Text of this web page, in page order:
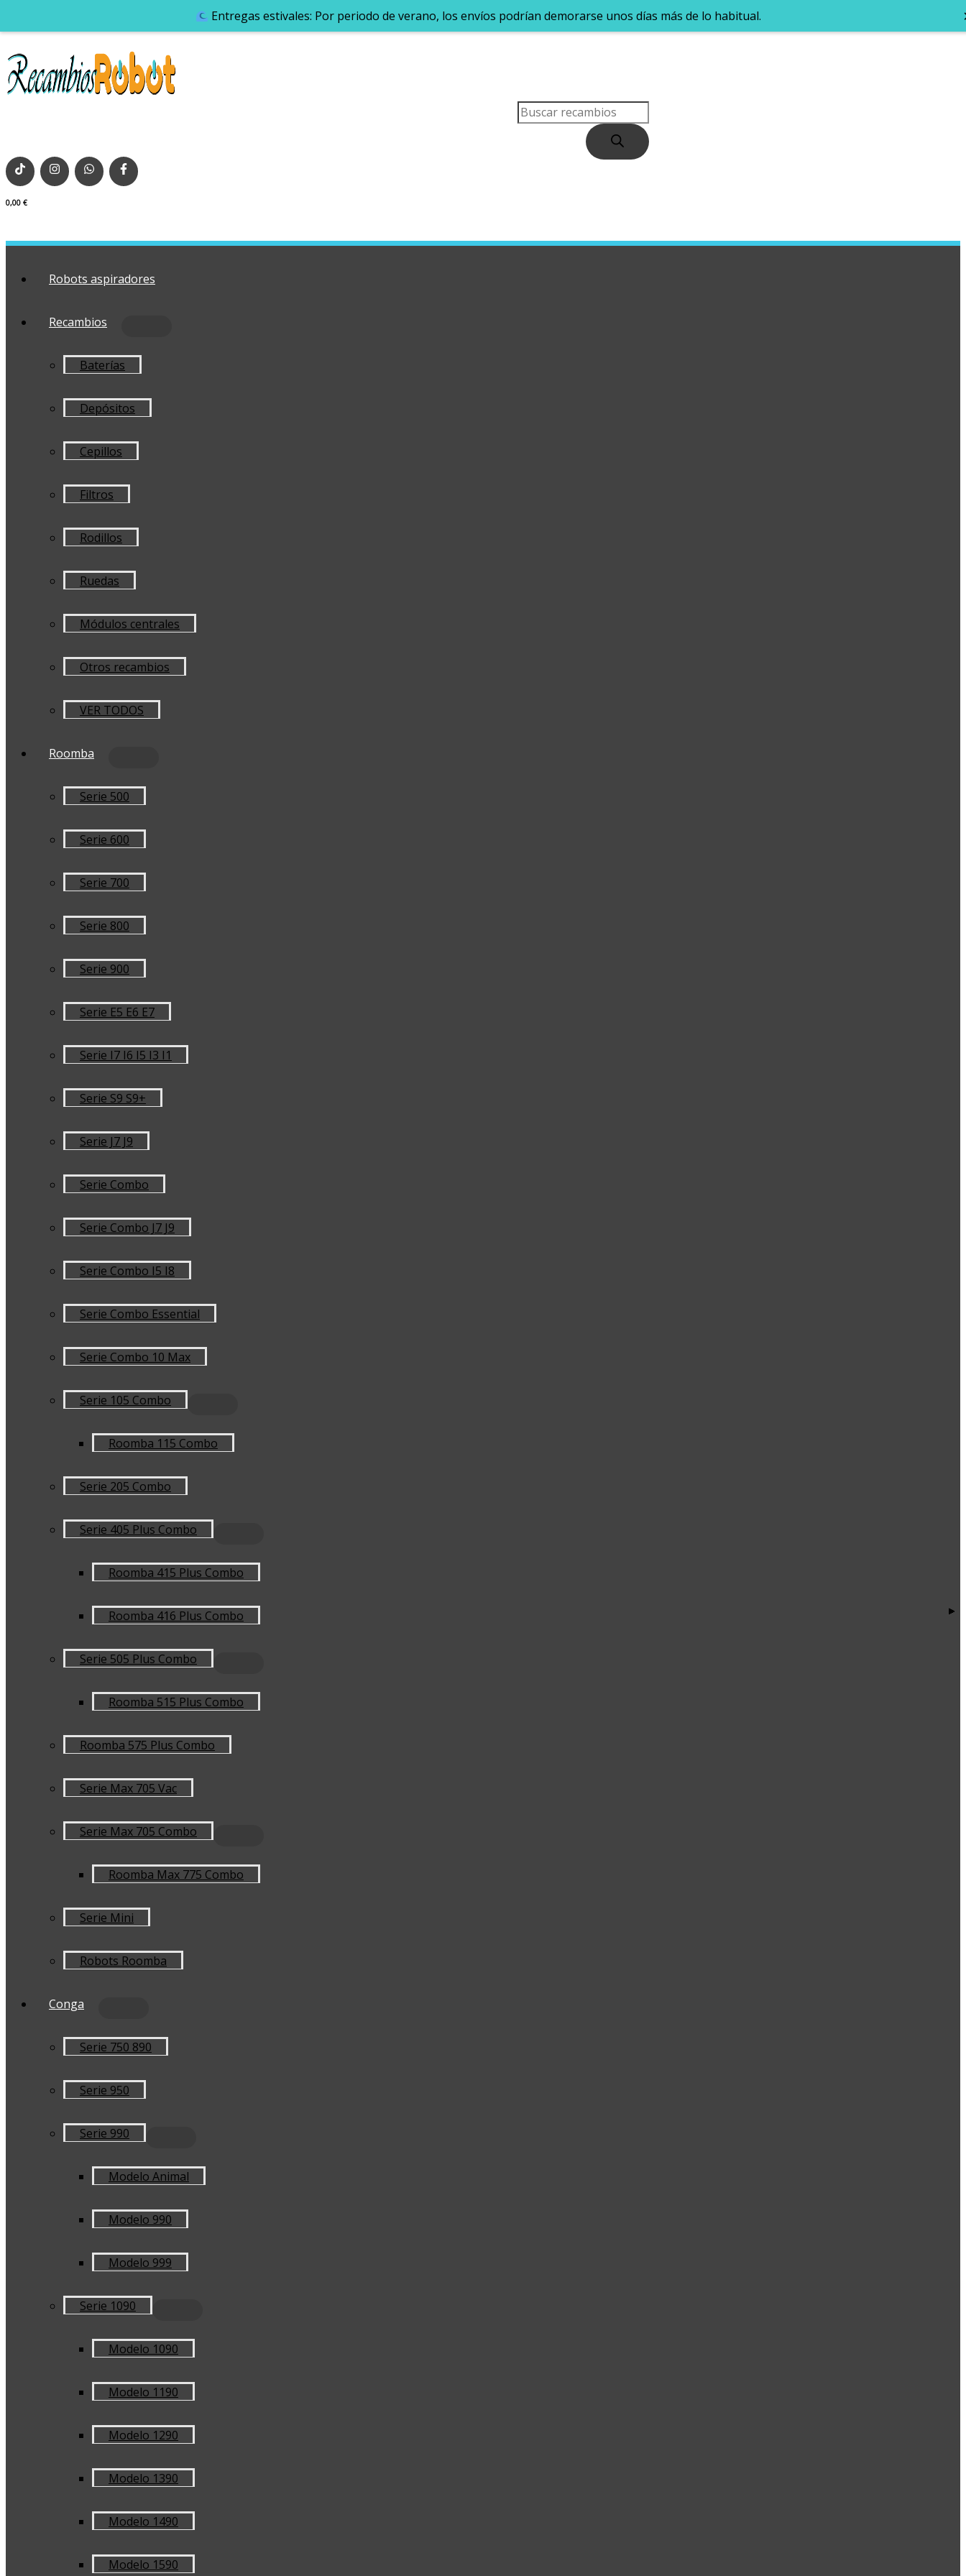
Entregas estivales: Por periodo de verano, los envíos podrían demorarse unos días más de lo habitual.
0,00 €
Robots aspiradores
Recambios
Baterías
Depósitos
Cepillos
Filtros
Rodillos
Ruedas
Módulos centrales
Otros recambios
VER TODOS
Roomba
Serie 500
Serie 600
Serie 700
Serie 800
Serie 900
Serie E5 E6 E7
Serie I7 I6 I5 I3 I1
Serie S9 S9+
Serie J7 J9
Serie Combo
Serie Combo J7 J9
Serie Combo I5 I8
Serie Combo Essential
Serie Combo 10 Max
Serie 105 Combo
Roomba 115 Combo
Serie 205 Combo
Serie 405 Plus Combo
Roomba 415 Plus Combo
Roomba 416 Plus Combo
Serie 505 Plus Combo
Roomba 515 Plus Combo
Roomba 575 Plus Combo
Serie Max 705 Vac
Serie Max 705 Combo
Roomba Max 775 Combo
Serie Mini
Robots Roomba
Conga
Serie 750 890
Serie 950
Serie 990
Modelo Animal
Modelo 990
Modelo 999
Serie 1090
Modelo 1090
Modelo 1190
Modelo 1290
Modelo 1390
Modelo 1490
Modelo 1590